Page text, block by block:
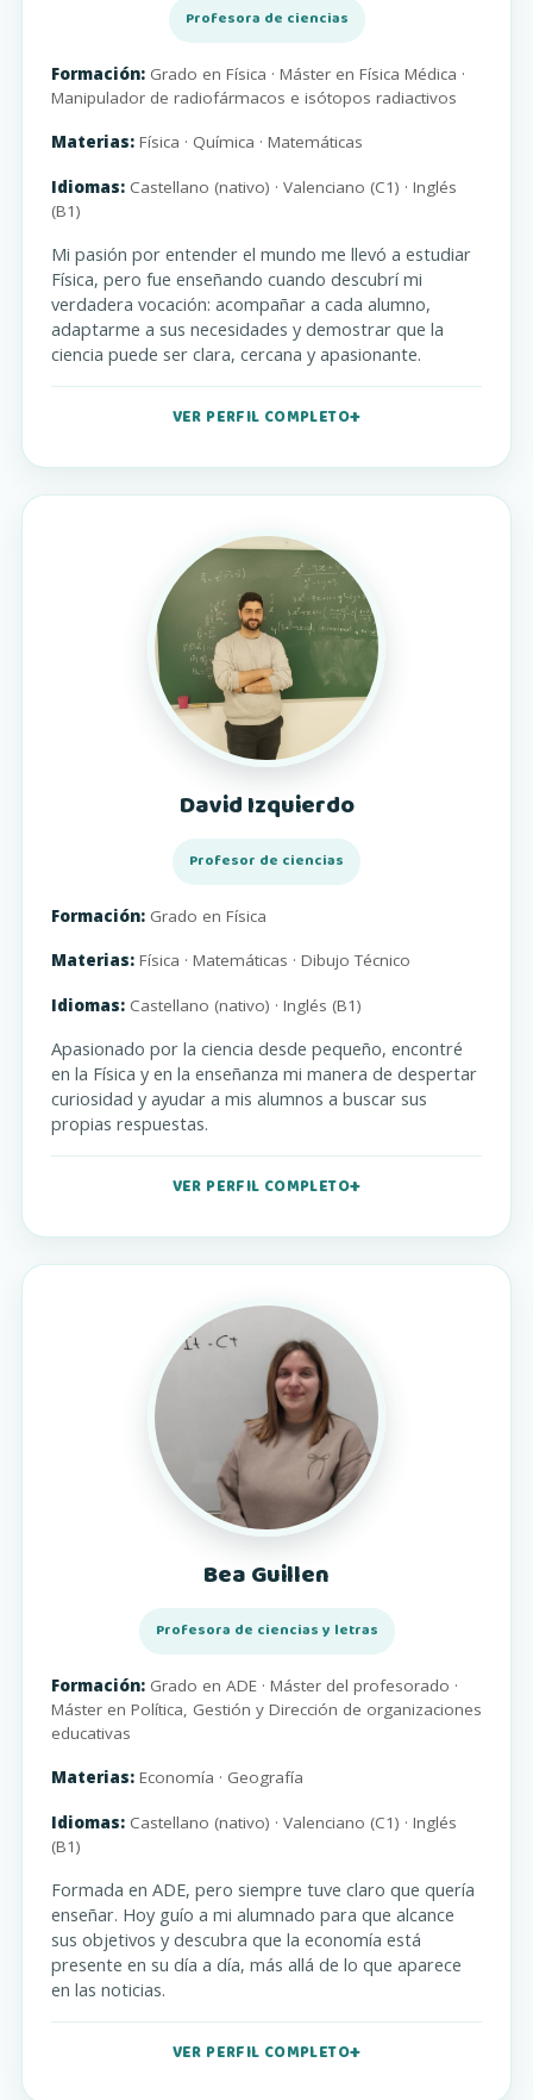
Profesora de ciencias
Formación: Grado en Física · Máster en Física Médica ·
Manipulador de radiofármacos e isótopos radiactivos
Materias: Física · Química · Matemáticas
Idiomas: Castellano (nativo) · Valenciano (C1) · Inglés
(B1)
Mi pasión por entender el mundo me llevó a estudiar
Física, pero fue enseñando cuando descubrí mi
verdadera vocación: acompañar a cada alumno,
adaptarme a sus necesidades y demostrar que la
ciencia puede ser clara, cercana y apasionante.
VER PERFIL COMPLETO
David Izquierdo
Profesor de ciencias
Formación: Grado en Física
Materias: Física · Matemáticas · Dibujo Técnico
Idiomas: Castellano (nativo) · Inglés (B1)
Apasionado por la ciencia desde pequeño, encontré
en la Física y en la enseñanza mi manera de despertar
curiosidad y ayudar a mis alumnos a buscar sus
propias respuestas.
VER PERFIL COMPLETO
Bea Guillen
Profesora de ciencias y letras
Formación: Grado en ADE · Máster del profesorado ·
Máster en Política, Gestión y Dirección de organizaciones
educativas
Materias: Economía · Geografía
Idiomas: Castellano (nativo) · Valenciano (C1) · Inglés
(B1)
Formada en ADE, pero siempre tuve claro que quería
enseñar. Hoy guío a mi alumnado para que alcance
sus objetivos y descubra que la economía está
presente en su día a día, más allá de lo que aparece
en las noticias.
VER PERFIL COMPLETO